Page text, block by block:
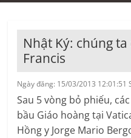
Nhật Ký: chúng
Francis
Ngày đăng: 15/03/2013 12:01:51
Sau 5 vòng bỏ phiếu,
bầu Giáo hoàng tại
Hồng y Jorge Mario